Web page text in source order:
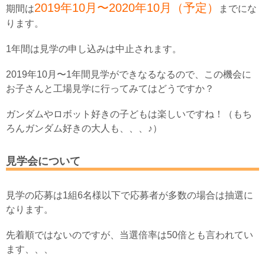
期間は2019年10月〜2020年10月（予定）
までにな
ります。
1年間は見学の申し込みは中止されます。
2019年10月〜1年間見学ができなるなるので、この機会に
お子さんと工場見学に行ってみてはどうですか？
ガンダムやロボット好きの子どもは楽しいですね！（もち
ろんガンダム好きの大人も、、、♪）
見学会について
見学の応募は1組6名様以下で応募者が多数の場合は抽選に
なります。
先着順ではないのですが、当選倍率は50倍とも言われてい
ます、、、